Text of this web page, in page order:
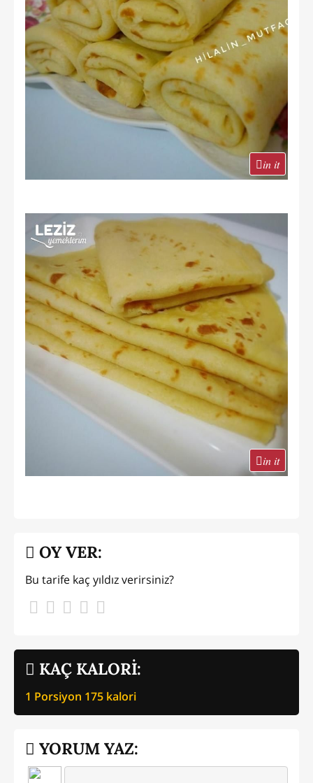
in it
in it
KAÇ KALORİ:
1 Porsiyon 175 kalori
OY VER:
Bu tarife kaç yıldız verirsiniz?
YORUM YAZ: